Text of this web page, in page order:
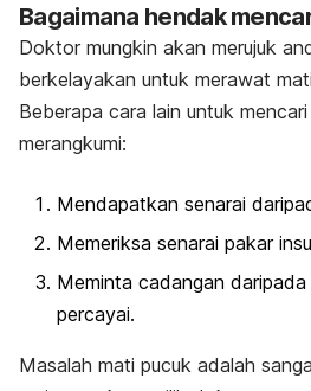
Bagaimana hendak
Doktor mungkin akan merujuk
berkelayakan untuk merawat
Beberapa cara lain untuk
merangkumi:
Mendapatkan senarai
Memeriksa senarai pakar
Meminta cadangan
percayai.
Masalah mati pucuk adalah